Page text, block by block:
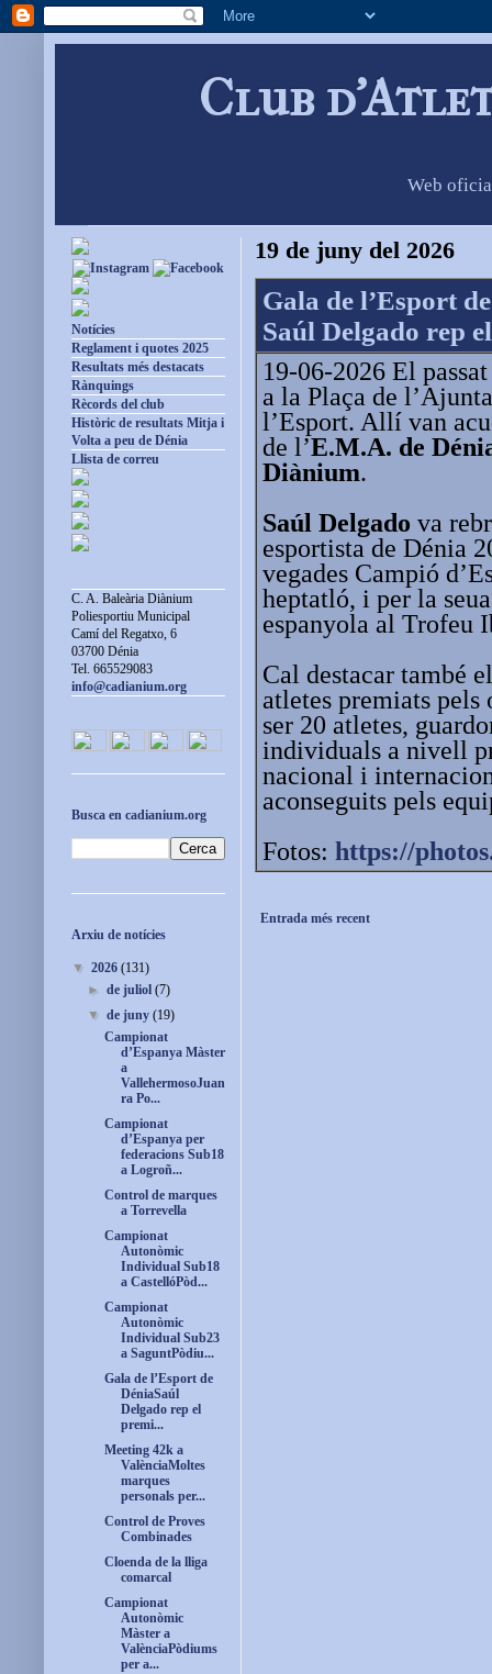
Club
Web
19 de juny del 2026
Gala de l’Esport
Saúl Delgado rep
19-06-2026 El
a la Plaça de
l’Esport. Allí van
de l’E.M.A. de
Diànium.
Saúl Delgado va
esportista de Dénia
vegades Campió
heptatló, i per la
espanyola al Trofeu
Cal destacar també
atletes premiats
ser 20 atletes,
individuals a nivell
nacional i
aconseguits pels
Fotos: https://
Entrada més recent
Notícies
Reglament i quotes 2025
Resultats més destacats
Rànquings
Rècords del club
Històric de resultats Mitja i
Volta a peu de Dénia
Llista de correu
C. A. Baleària Diànium
Poliesportiu Municipal
Camí del Regatxo, 6
03700 Dénia
Tel. 665529083
info@cadianium.org
Busca en cadianium.org
Arxiu de notícies
▼ 2026 (131)
►de juliol(7)
▼de juny(19)
Campionat
d’Espanya Màster
a
VallehermosoJuan
ra Po...
Campionat
d’Espanya per
federacions Sub18
a Logroñ...
Control de marques
a Torrevella
Campionat
Autonòmic
Individual Sub18
a CastellóPòd...
Campionat
Autonòmic
Individual Sub23
a SaguntPòdiu...
Gala de l’Esport de
DéniaSaúl
Delgado rep el
premi...
Meeting 42k a
ValènciaMoltes
marques
personals per...
Control de Proves
Combinades
Cloenda de la lliga
comarcal
Campionat
Autonòmic
Màster a
ValènciaPòdiums
per a...